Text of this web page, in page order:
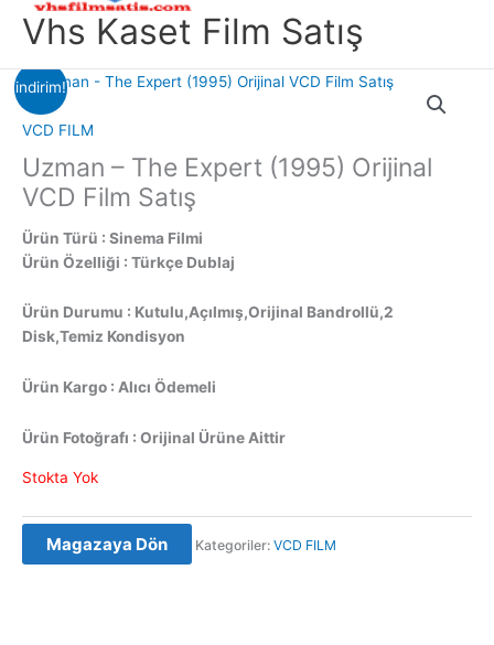
Vhs Kaset Film Satış
indirim!
VCD FILM
Uzman – The Expert (1995) Orijinal
VCD Film Satış
Ürün Türü : Sinema Filmi
Ürün Özelliği : Türkçe Dublaj
Ürün Durumu : Kutulu,Açılmış,Orijinal Bandrollü,2
Disk,Temiz Kondisyon
Ürün Kargo : Alıcı Ödemeli
Ürün Fotoğrafı : Orijinal Ürüne Aittir
Stokta Yok
Magazaya Dön Kategoriler: VCD FILM